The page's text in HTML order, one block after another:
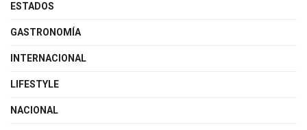
ESTADOS
GASTRONOMÍA
INTERNACIONAL
LIFESTYLE
NACIONAL